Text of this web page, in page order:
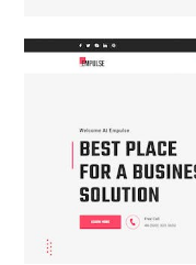
个引人入胜的导航菜
户访问一个网站的目